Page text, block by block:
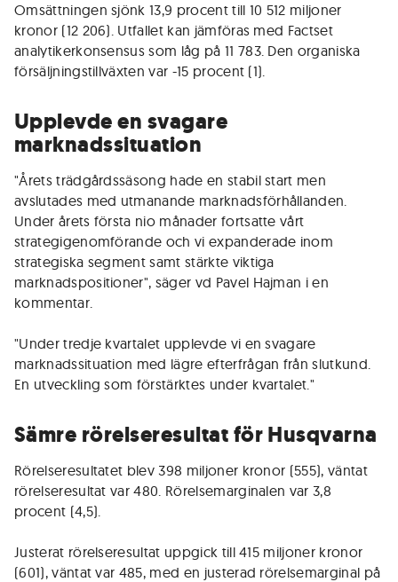
Omsättningen sjönk 13,9 procent till 10 512 miljoner
kronor (12 206). Utfallet kan jämföras med Factset
analytikerkonsensus som låg på 11 783. Den organiska
försäljningstillväxten var -15 procent (1).
Upplevde en svagare
marknadssituation
"Årets trädgårdssäsong hade en stabil start men
avslutades med utmanande marknadsförhållanden.
Under årets första nio månader fortsatte vårt
strategigenomförande och vi expanderade inom
strategiska segment samt stärkte viktiga
marknadspositioner", säger vd Pavel Hajman i en
kommentar.
"Under tredje kvartalet upplevde vi en svagare
marknadssituation med lägre efterfrågan från slutkund.
En utveckling som förstärktes under kvartalet."
Sämre rörelseresultat för Husqvarna
Rörelseresultatet blev 398 miljoner kronor (555), väntat
rörelseresultat var 480. Rörelsemarginalen var 3,8
procent (4,5).
Justerat rörelseresultat uppgick till 415 miljoner kronor
(601), väntat var 485, med en justerad rörelsemarginal på